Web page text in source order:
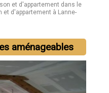
et d'appartement dans le
et d'appartement à Lanne-
aménageables